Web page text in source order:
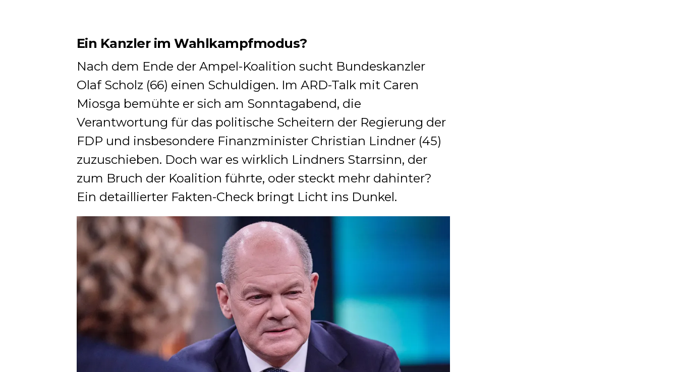
Ein Kanzler im Wahlkampfmodus?
Nach dem Ende der Ampel-Koalition sucht Bundeskanzler
Olaf Scholz (66) einen Schuldigen. Im ARD-Talk mit Caren
Miosga bemühte er sich am Sonntagabend, die
Verantwortung für das politische Scheitern der Regierung der
FDP und insbesondere Finanzminister Christian Lindner (45)
zuzuschieben. Doch war es wirklich Lindners Starrsinn, der
zum Bruch der Koalition führte, oder steckt mehr dahinter?
Ein detaillierter Fakten-Check bringt Licht ins Dunkel.